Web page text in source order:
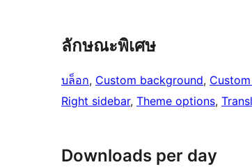
ลักษณะพิเศษ
บล็อก, Custom background,
Right sidebar, Theme options,
Downloads per day